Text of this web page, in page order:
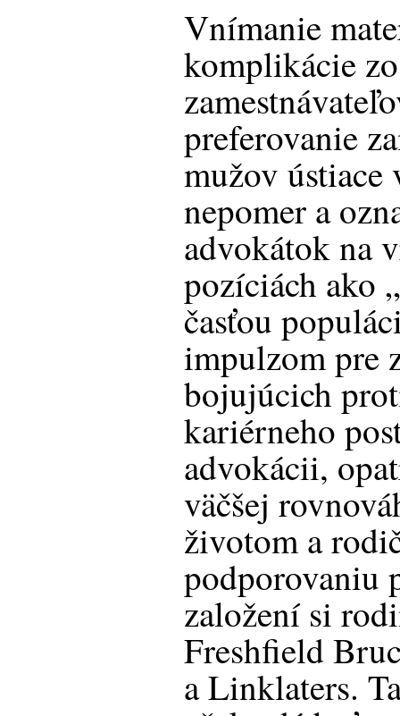
Vnímanie
komplikácie
preferovanie
mužov ústiace
nepomer a
advokátok na
pozíciách ako
časťou
impulzom pre
bojujúcich
kariérneho
advokácii,
väčšej
životom a
podporovaniu
založení si
Freshfield
a Linklaters.